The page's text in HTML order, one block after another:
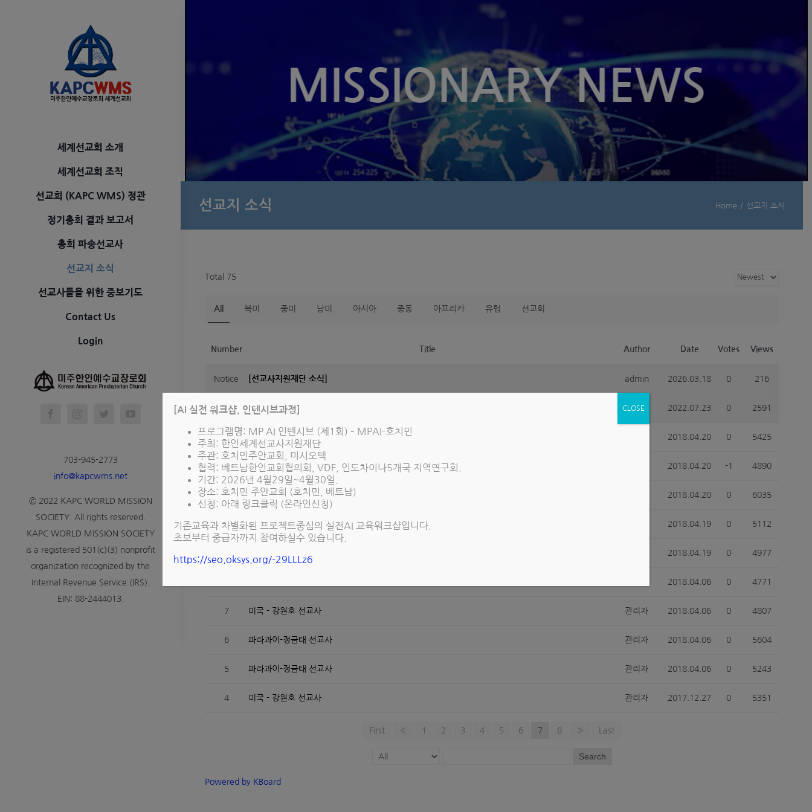
세계선교회 소개
세계선교회 조직
선교회 (KAPC WMS) 정관
정기총회 결과 보고서
총회 파송선교사
선교지 소식
선교사들을 위한 중보기도
Contact Us
Login
703-945-2773
info@kapcwms.net
© 2022 KAPC WORLD MISSION
SOCIETY. All rights reserved.
KAPC WORLD MISSION SOCIETY
is a registered 501(c)(3) nonprofit
organization recognized by the
Internal Revenue Service (IRS).
EIN: 88-2444013.
MISSIONARY NEWS
선교지 소식 Home / 선교지 소식
Total 75
All 북미 중미 남미 아시아 중동 아프리카 유럽 선교회
Number Title Author Date Votes Views
Notice [선교사지원재단 소식] admin 2026.03.18 0 216
Notice 미주한인예수교장로회 세계선교회 KAPCWMS와 MOU 체결 admin 2022.07.23 0 2591
13 러시아-김바울 선교사 2018.04.20 0 5425
12 캄보디아-김진욱 선교사 2018.04.20 -1 4890
11 아르헨티나-이광보 선교사 책소개: 과라니를 향한 하나님의 눈물 2018.04.20 0 6035
10 멕시코 - 뮤지컬 팀 ; T 여자 교도소 공연 - 최재민 선교사 2018.04.19 0 5112
2018.04.19 0 4977
2018.04.06 0 4771
7 미국 - 강원호 선교사 관리자 2018.04.06 0 4807
6 파라과이-정금태 선교사 관리자 2018.04.06 0 5604
5 파라과이-정금태 선교사 관리자 2018.04.06 0 5243
4 미국 - 강원호 선교사 관리자 2017.12.27 0 5351
First « 1 2 3 4 5 6 7 8 » Last
Search
Powered by KBoard
[AI 실전 워크샵, 인텐시브과정]
프로그램명: MP AI 인텐시브 (제1회) – MPAI-호치민
주최: 한인세계선교사지원재단
주관: 호치민주안교회, 미시오텍
협력: 베트남한인교회협의회, VDF, 인도차이나5개국 지역연구회.
기간: 2026년 4월29일~4월30일.
장소: 호치민 주안교회 (호치민, 베트남)
신청: 아래 링크클릭 (온라인신청)
기존교육과 차별화된 프로젝트중심의 실전AI 교육워크샵입니다.
초보부터 중급자까지 참여하실수 있습니다.
https://seo.oksys.org/-29LLLz6
CLOSE